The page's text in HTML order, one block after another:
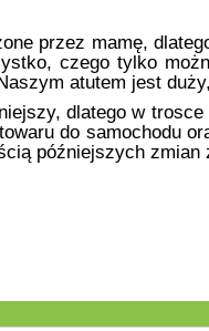
przez mamę,
czego tylko
atutem jest
dlatego w
do samochodu
późniejszych zmian